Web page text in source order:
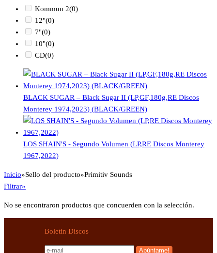
Kommun 2(0)
12"(0)
7"(0)
10"(0)
CD(0)
BLACK SUGAR – Black Sugar II (LP,GF,180g,RE Discos
Monterey 1974,2023) (BLACK/GREEN)
LOS SHAIN'S - Segundo Volumen (LP,RE Discos Monterey
1967,2022)
Inicio»Sello del producto»Primitiv Sounds
Filtrar»
No se encontraron productos que concuerden con la selección.
Boletin Discos